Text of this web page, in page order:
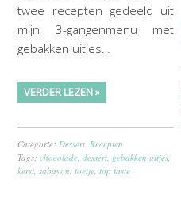
twee recepten gedeeld uit
mijn 3-gangenmenu met
gebakken uitjes…
VERDER LEZEN »
Categorie: Dessert Recepten
Tags:chocolade ,dessert gebakken uitjes
kerst ,sabayon ,toetje ,top taste